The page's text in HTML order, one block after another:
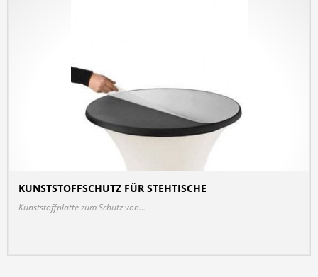
KUNSTSTOFFSCHUTZ FÜR STEHTISCHE
Kunststoffplatte zum Schutz von...